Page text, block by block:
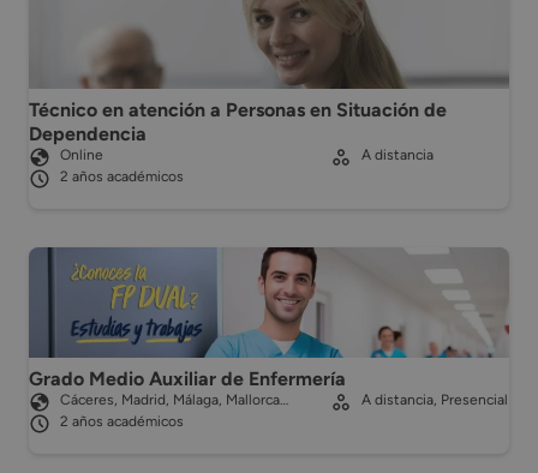
Técnico en atención a Personas en Situación de
Dependencia
Online
2 años académicos
A distancia
Grado Medio Auxiliar de Enfermería
Cáceres, Madrid, Málaga, Mallorca…
2 años académicos
A distancia, Presencial